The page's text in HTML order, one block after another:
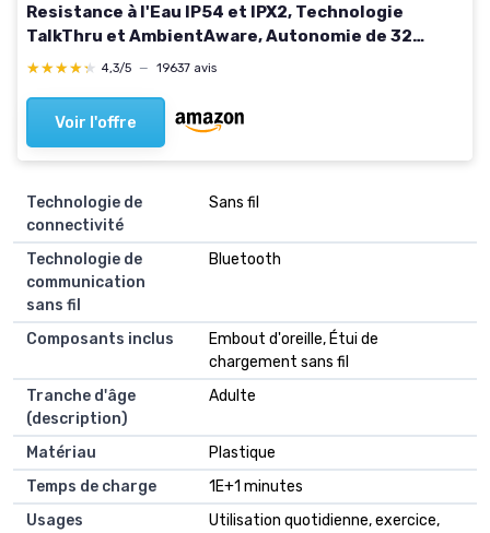
Resistance à l'Eau IP54 et IPX2, Technologie
TalkThru et AmbientAware, Autonomie de 32
heures, en Noir
★★★★★
★★★★★ 4,3/5 — 19637 avis
Voir l'offre
Technologie de
connectivité
‎Sans fil
Technologie de
communication
sans fil
‎Bluetooth
Composants inclus
‎Embout d'oreille, Étui de
chargement sans fil
Tranche d'âge
(description)
‎Adulte
Matériau
‎Plastique
Temps de charge
‎1E+1 minutes
Usages
‎Utilisation quotidienne, exercice,